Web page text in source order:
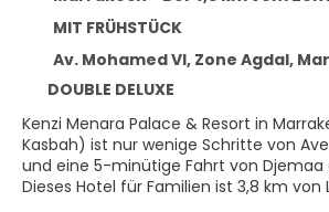
MIT FRÜHSTÜCK
Av. Mohamed VI, Zone Agdal,
DOUBLE DELUXE
Kenzi Menara Palace & Resort in
Kasbah) ist nur wenige Schritte von
und eine 5-minütige Fahrt von Djemaa
Dieses Hotel für Familien ist 3,8 km von